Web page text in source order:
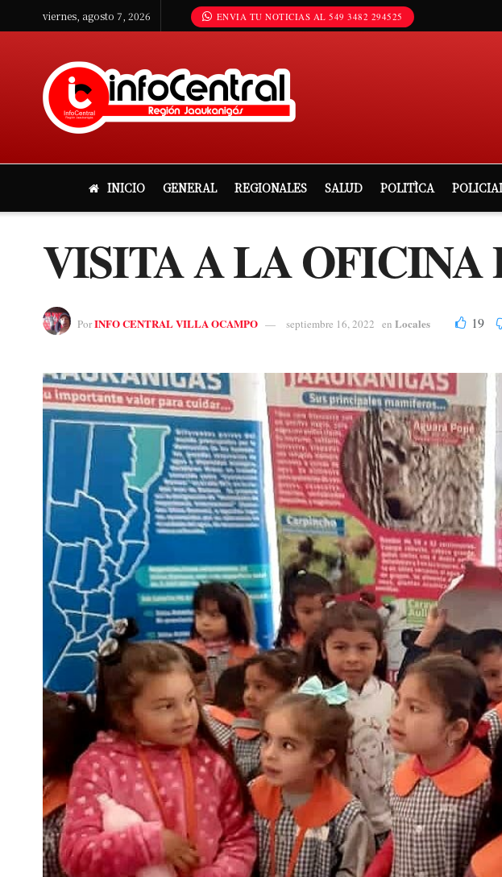
viernes, agosto 7, 2026 ENVIA TU NOTICIAS AL 549 3482 294525
INICIO GENERAL REGIONALES SALUD POLITÌCA
VISITA A LA OFICINA
PorINFO CENTRAL VILLA OCAMPO septiembre 16, 2022 en Locales 19